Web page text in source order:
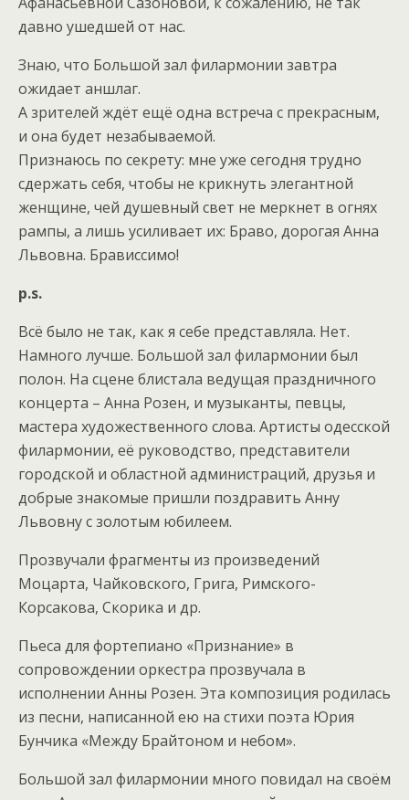
давно ушедшей от нас.
Знаю, что Большой зал филармонии завтра
ожидает аншлаг.
А зрителей ждёт ещё одна встреча с прекрасным,
и она будет незабываемой.
Признаюсь по секрету: мне уже сегодня трудно
сдержать себя, чтобы не крикнуть элегантной
женщине, чей душевный свет не меркнет в огнях
рампы, а лишь усиливает их: Браво, дорогая Анна
Львовна. Брависсимо!
p.s.
Всё было не так, как я себе представляла. Нет.
Намного лучше. Большой зал филармонии был
полон. На сцене блистала ведущая праздничного
концерта – Анна Розен, и музыканты, певцы,
мастера художественного слова. Артисты одесской
филармонии, её руководство, представители
городской и областной администраций, друзья и
добрые знакомые пришли поздравить Анну
Львовну с золотым юбилеем.
Прозвучали фрагменты из произведений
Моцарта, Чайковского, Грига, Римского-
Корсакова, Скорика и др.
Пьеса для фортепиано «Признание» в
сопровождении оркестра прозвучала в
исполнении Анны Розен. Эта композиция родилась
из песни, написанной ею на стихи поэта Юрия
Бунчика «Между Брайтоном и небом».
Большой зал филармонии много повидал на своём